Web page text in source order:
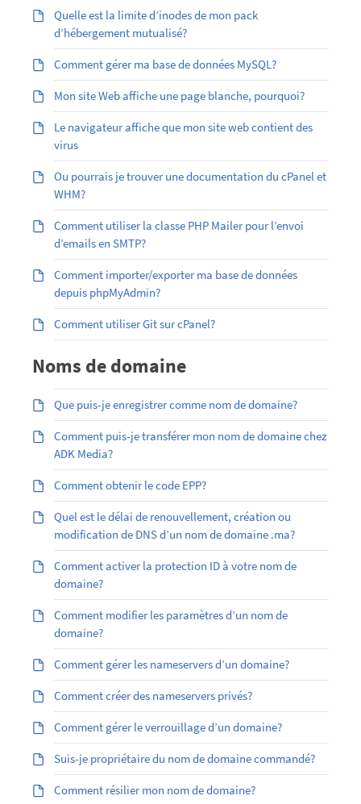
Quelle est la limite d’inodes de mon pack
d’hébergement mutualisé?
Comment gérer ma base de données MySQL?
Mon site Web affiche une page blanche, pourquoi?
Le navigateur affiche que mon site web contient des
virus
Ou pourrais je trouver une documentation du cPanel et
WHM?
Comment utiliser la classe PHP Mailer pour l’envoi
d’emails en SMTP?
Comment importer/exporter ma base de données
depuis phpMyAdmin?
Comment utiliser Git sur cPanel?
Noms de domaine
Que puis-je enregistrer comme nom de domaine?
Comment puis-je transférer mon nom de domaine chez
ADK Media?
Comment obtenir le code EPP?
Quel est le délai de renouvellement, création ou
modification de DNS d’un nom de domaine .ma?
Comment activer la protection ID à votre nom de
domaine?
Comment modifier les paramètres d’un nom de
domaine?
Comment gérer les nameservers d’un domaine?
Comment créer des nameservers privés?
Comment gérer le verrouillage d’un domaine?
Suis-je propriétaire du nom de domaine commandé?
Comment résilier mon nom de domaine?